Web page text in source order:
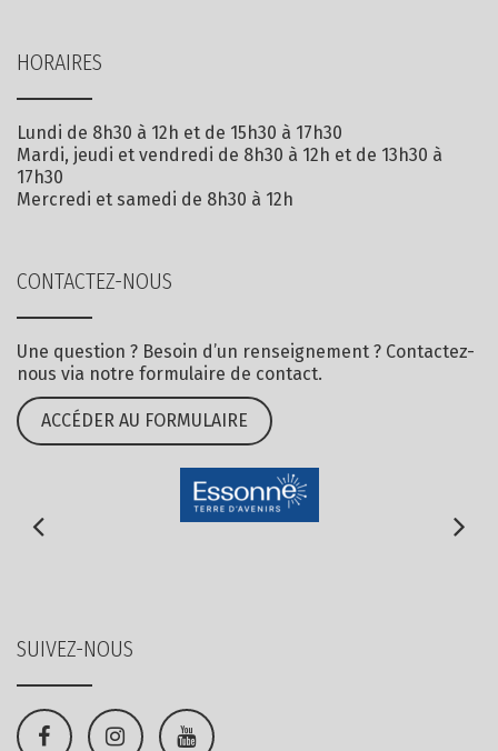
HORAIRES
Lundi de 8h30 à 12h et de 15h30 à 17h30
Mardi, jeudi et vendredi de 8h30 à 12h et de 13h30 à
17h30
Mercredi et samedi de 8h30 à 12h
CONTACTEZ-NOUS
Une question ? Besoin d’un renseignement ? Contactez-
nous via notre formulaire de contact.
ACCÉDER AU FORMULAIRE
SUIVEZ-NOUS